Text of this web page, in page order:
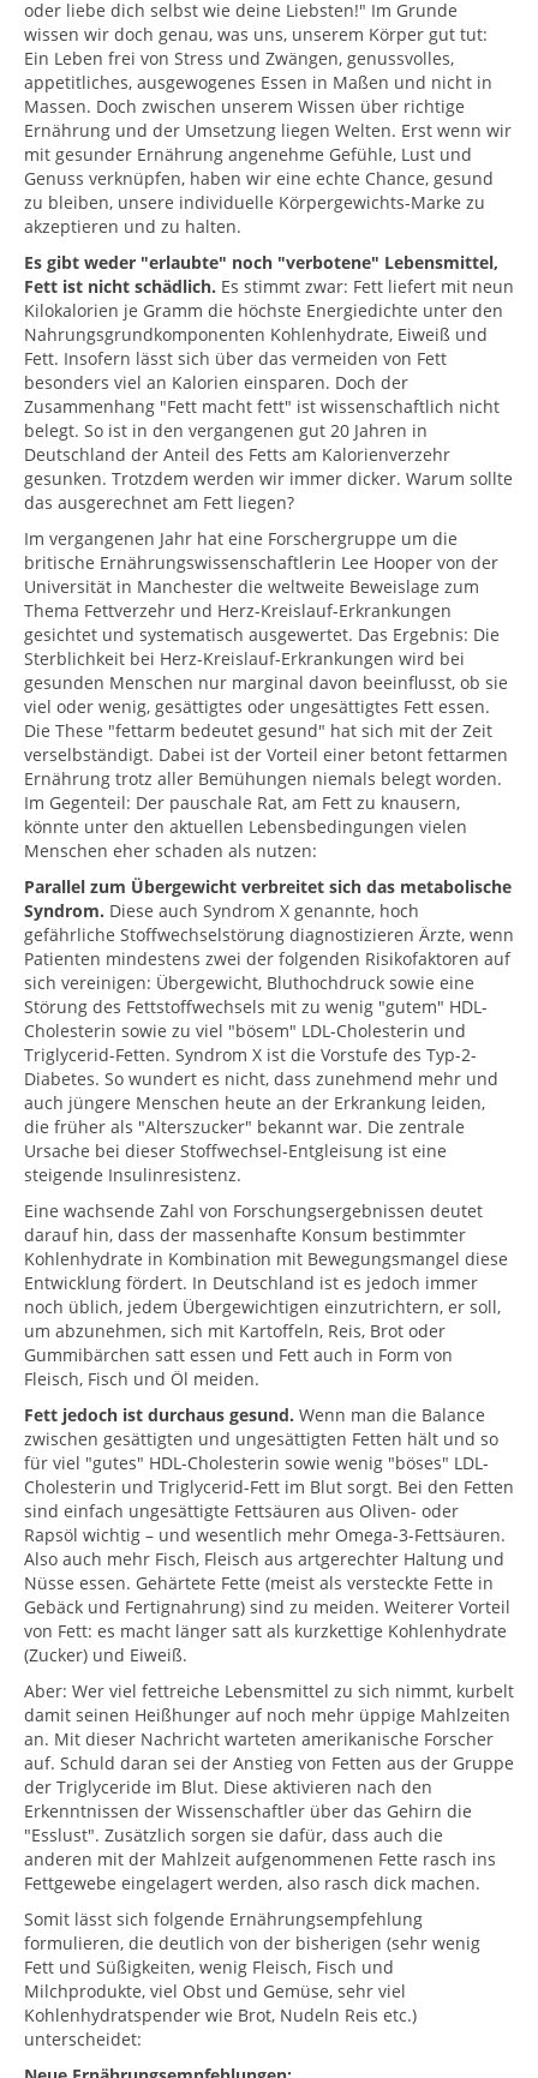
oder liebe dich selbst wie deine Liebsten!" Im Grunde
wissen wir doch genau, was uns, unserem Körper gut tut:
Ein Leben frei von Stress und Zwängen, genussvolles,
appetitliches, ausgewogenes Essen in Maßen und nicht in
Massen. Doch zwischen unserem Wissen über richtige
Ernährung und der Umsetzung liegen Welten. Erst wenn wir
mit gesunder Ernährung angenehme Gefühle, Lust und
Genuss verknüpfen, haben wir eine echte Chance, gesund
zu bleiben, unsere individuelle Körpergewichts-Marke zu
akzeptieren und zu halten.
Es gibt weder "erlaubte" noch "verbotene" Lebensmittel,
Fett ist nicht schädlich. Es stimmt zwar: Fett liefert mit neun
Kilokalorien je Gramm die höchste Energiedichte unter den
Nahrungsgrundkomponenten Kohlenhydrate, Eiweiß und
Fett. Insofern lässt sich über das vermeiden von Fett
besonders viel an Kalorien einsparen. Doch der
Zusammenhang "Fett macht fett" ist wissenschaftlich nicht
belegt. So ist in den vergangenen gut 20 Jahren in
Deutschland der Anteil des Fetts am Kalorienverzehr
gesunken. Trotzdem werden wir immer dicker. Warum sollte
das ausgerechnet am Fett liegen?
Im vergangenen Jahr hat eine Forschergruppe um die
britische Ernährungswissenschaftlerin Lee Hooper von der
Universität in Manchester die weltweite Beweislage zum
Thema Fettverzehr und Herz-Kreislauf-Erkrankungen
gesichtet und systematisch ausgewertet. Das Ergebnis: Die
Sterblichkeit bei Herz-Kreislauf-Erkrankungen wird bei
gesunden Menschen nur marginal davon beeinflusst, ob sie
viel oder wenig, gesättigtes oder ungesättigtes Fett essen.
Die These "fettarm bedeutet gesund" hat sich mit der Zeit
verselbständigt. Dabei ist der Vorteil einer betont fettarmen
Ernährung trotz aller Bemühungen niemals belegt worden.
Im Gegenteil: Der pauschale Rat, am Fett zu knausern,
könnte unter den aktuellen Lebensbedingungen vielen
Menschen eher schaden als nutzen:
Parallel zum Übergewicht verbreitet sich das metabolische
Syndrom. Diese auch Syndrom X genannte, hoch
gefährliche Stoffwechselstörung diagnostizieren Ärzte, wenn
Patienten mindestens zwei der folgenden Risikofaktoren auf
sich vereinigen: Übergewicht, Bluthochdruck sowie eine
Störung des Fettstoffwechsels mit zu wenig "gutem" HDL-
Cholesterin sowie zu viel "bösem" LDL-Cholesterin und
Triglycerid-Fetten. Syndrom X ist die Vorstufe des Typ-2-
Diabetes. So wundert es nicht, dass zunehmend mehr und
auch jüngere Menschen heute an der Erkrankung leiden,
die früher als "Alterszucker" bekannt war. Die zentrale
Ursache bei dieser Stoffwechsel-Entgleisung ist eine
steigende Insulinresistenz.
Eine wachsende Zahl von Forschungsergebnissen deutet
darauf hin, dass der massenhafte Konsum bestimmter
Kohlenhydrate in Kombination mit Bewegungsmangel diese
Entwicklung fördert. In Deutschland ist es jedoch immer
noch üblich, jedem Übergewichtigen einzutrichtern, er soll,
um abzunehmen, sich mit Kartoffeln, Reis, Brot oder
Gummibärchen satt essen und Fett auch in Form von
Fleisch, Fisch und Öl meiden.
Fett jedoch ist durchaus gesund. Wenn man die Balance
zwischen gesättigten und ungesättigten Fetten hält und so
für viel "gutes" HDL-Cholesterin sowie wenig "böses" LDL-
Cholesterin und Triglycerid-Fett im Blut sorgt. Bei den Fetten
sind einfach ungesättigte Fettsäuren aus Oliven- oder
Rapsöl wichtig – und wesentlich mehr Omega-3-Fettsäuren.
Also auch mehr Fisch, Fleisch aus artgerechter Haltung und
Nüsse essen. Gehärtete Fette (meist als versteckte Fette in
Gebäck und Fertignahrung) sind zu meiden. Weiterer Vorteil
von Fett: es macht länger satt als kurzkettige Kohlenhydrate
(Zucker) und Eiweiß.
Aber: Wer viel fettreiche Lebensmittel zu sich nimmt, kurbelt
damit seinen Heißhunger auf noch mehr üppige Mahlzeiten
an. Mit dieser Nachricht warteten amerikanische Forscher
auf. Schuld daran sei der Anstieg von Fetten aus der Gruppe
der Triglyceride im Blut. Diese aktivieren nach den
Erkenntnissen der Wissenschaftler über das Gehirn die
"Esslust". Zusätzlich sorgen sie dafür, dass auch die
anderen mit der Mahlzeit aufgenommenen Fette rasch ins
Fettgewebe eingelagert werden, also rasch dick machen.
Somit lässt sich folgende Ernährungsempfehlung
formulieren, die deutlich von der bisherigen (sehr wenig
Fett und Süßigkeiten, wenig Fleisch, Fisch und
Milchprodukte, viel Obst und Gemüse, sehr viel
Kohlenhydratspender wie Brot, Nudeln Reis etc.)
unterscheidet: